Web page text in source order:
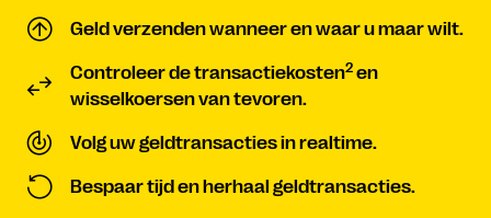
Geld verzenden wanneer en waar u maar wilt.
Controleer de transactiekosten2 en
wisselkoersen van tevoren.
Volg uw geldtransacties in realtime.
Bespaar tijd en herhaal geldtransacties.